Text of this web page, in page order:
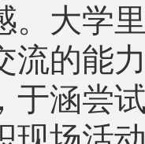
大学里
流的能
于涵尝